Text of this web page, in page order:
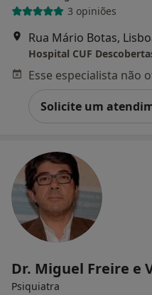
3 opiniões
Rua Mário Botas,
Hospital CUF
Solicite um
Dr. Miguel Freire e
Psiquiatra